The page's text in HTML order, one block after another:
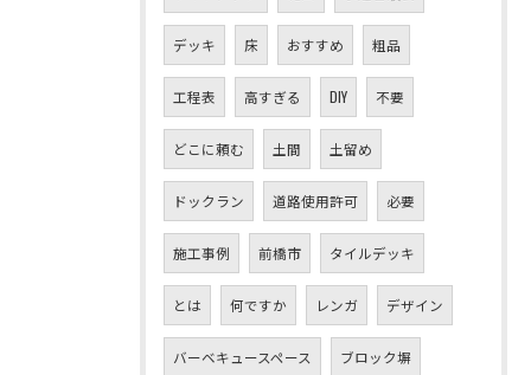
デッキ 床 おすすめ 粗品
工程表 高すぎる DIY 不要
どこに頼む 土間 土留め
ドックラン 道路使用許可 必要
施工事例 前橋市 タイルデッキ
とは 何ですか レンガ デザイン
バーベキュースペース ブロック塀